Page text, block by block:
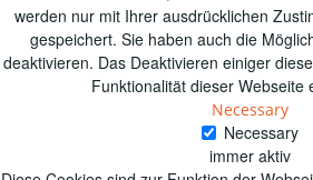
werden nur mit Ihrer ausdrücklichen
gespeichert. Sie haben auch die
deaktivieren. Das Deaktivieren einiger
Funktionalität dieser Webseite
Necessary
Necessary
immer aktiv